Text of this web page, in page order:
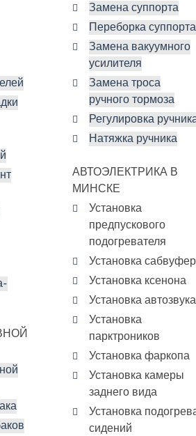
Замена суппорта
Переборка суппорта
Замена вакуумного
усилителя
Замена троса
ручного тормоза
Регулировка
Натяжка ручника
АВТОЭЛЕКТРИКА В
МИНСКЕ
Установка
предпускового
подогревателя
Установка
Установка ксенона
Установка автозвука
Установка
парктроников
Установка фаркопа
Установка камеры
заднего вида
Установка
сидений